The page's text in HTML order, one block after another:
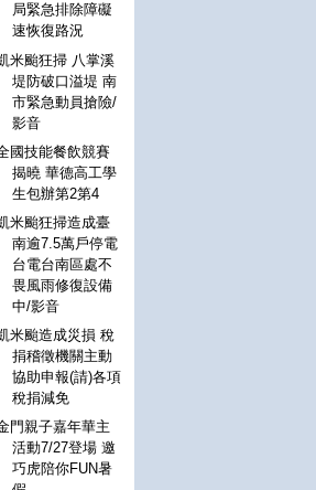
局緊急排除障礙
速恢復路況
米颱狂掃 八掌溪
堤防破口溢堤 南
市緊急動員搶險/
影音
國技能餐飲競賽
揭曉 華德高工學
生包辦第2第4
米颱狂掃造成臺
南逾7.5萬戶停電
台電台南區處不
畏風雨修復設備
中/影音
米颱造成災損 稅
捐稽徵機關主動
協助申報(請)各項
稅捐減免
門親子嘉年華主
活動7/27登場 邀
巧虎陪你FUN暑